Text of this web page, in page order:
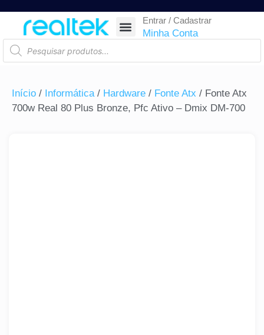
Entrar / Cadastrar
Minha Conta
Início / Informática/ Hardware / Fonte Atx / Fonte Atx
700w Real 80 Plus Bronze, Pfc Ativo – Dmix DM-700